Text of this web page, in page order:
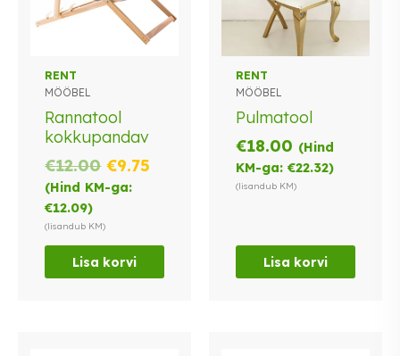
RENT
MÖÖBEL
Rannatool
kokkupandav
€12.00 Algne
hind
€9.75
(Hind KM-ga:
€12.09)
(lisandub KM)
Lisa korvi
RENT
MÖÖBEL
Pulmatool
€18.00 (Hind
KM-ga:€22.32)
(lisandub KM)
Lisa korvi